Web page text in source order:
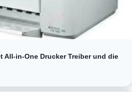
All-in-One Drucker Treiber und die